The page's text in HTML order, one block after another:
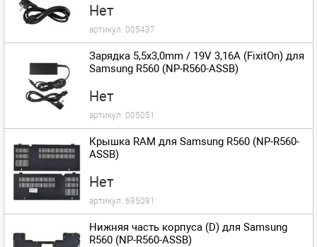
Нет
артикул: 005437
Зарядка 5,5x3,0mm / 19V 3,16A (FixitOn) для
Samsung R560 (NP-R560-ASSB)
Нет
артикул: 005051
Крышка RAM для Samsung R560 (NP-R560-
ASSB)
Нет
артикул: 695091
Нижняя часть корпуса (D) для Samsung
R560 (NP-R560-ASSB)